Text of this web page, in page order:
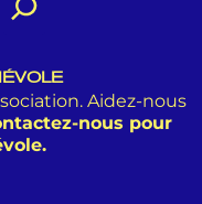
Aidez-nous
nous pour